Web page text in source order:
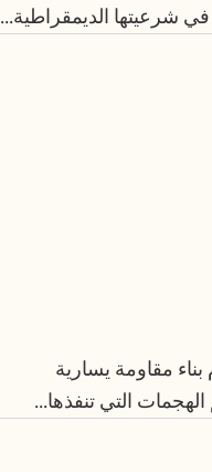
شرعيتها الديمقراطية...
مقاومة يسارية
التي تنفذها...